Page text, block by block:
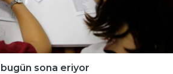
sona eriyor